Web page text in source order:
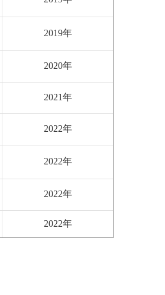
2019年
2020年
2021年
2022年
2022年
2022年
2022年